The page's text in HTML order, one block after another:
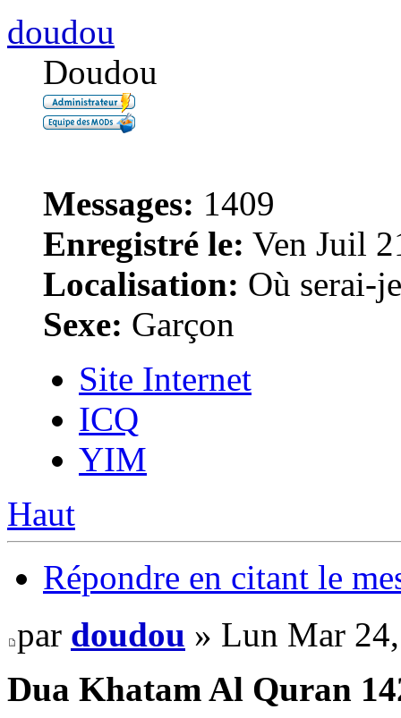
doudou
Doudou
Messages: 1409
Enregistré le: Ven Juil
Localisation: Où serai-
Sexe: Garçon
Site Internet
ICQ
YIM
Haut
Répondre en citant le
par doudou » Lun Mar
Dua Khatam Al Quran